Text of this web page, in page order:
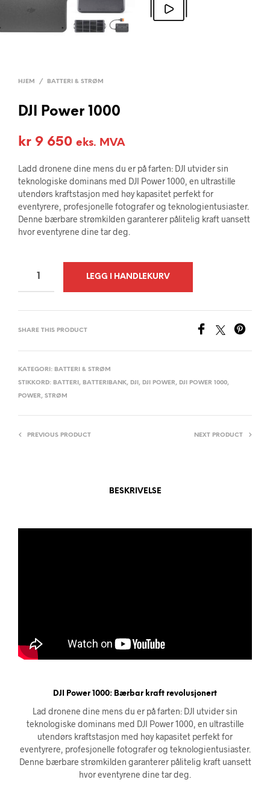
HJEM / BATTERI & STRØM
DJI Power 1000
kr 9 650 eks. MVA
Ladd dronene dine mens du er på farten: DJI utvider sin
teknologiske dominans med DJI Power 1000, en ultrastille
utendørs kraftstasjon med høy kapasitet perfekt for
eventyrere, profesjonelle fotografer og teknologientusiaster.
Denne bærbare strømkilden garanterer pålitelig kraft uansett
hvor eventyrene dine tar deg.
LEGG I HANDLEKURV
N
T
V
E
SHARE THIS PRODUCT
KATEGORI: BATTERI & STRØM
STIKKORD: BATTERI , BATTERIBANK, DJI , DJI POWER, DJI POWER 1000,
POWER, STRØM
PREVIOUS PRODUCT NEXT PRODUCT
BESKRIVELSE
DJI Power 1000: Bærbar kraft revolusjonert
Lad dronene dine mens du er på farten: DJI utvider sin
teknologiske dominans med DJI Power 1000, en ultrastille
utendørs kraftstasjon med høy kapasitet perfekt for
eventyrere, profesjonelle fotografer og teknologientusiaster.
Denne bærbare strømkilden garanterer pålitelig kraft uansett
hvor eventyrene dine tar deg.